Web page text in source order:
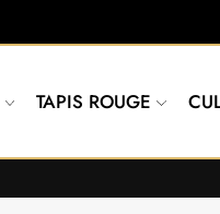
TAPIS ROUGE